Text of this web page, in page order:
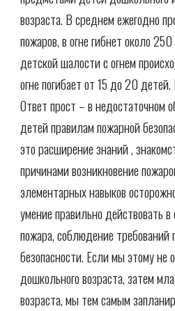
возраста. В среднем ежегодно
пожаров, в огне гибнет около
детской шалости с огнем
огне погибает от 15 до 20
Ответ прост – в недостаточном
детей правилам пожарной
это расширение знаний ,
причинами возникновение
элементарных навыков
умение правильно действовать в
пожара, соблюдение требований
безопасности. Если мы этому не
дошкольного возраста, затем
возраста, мы тем самым